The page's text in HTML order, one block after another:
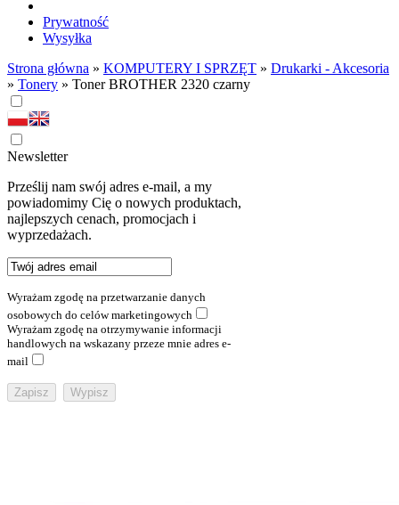
Prywatność
Wysyłka
Strona główna » KOMPUTERY I SPRZĘT » Drukarki - Akcesoria
» Tonery » Toner BROTHER 2320 czarny
Newsletter
Prześlij nam swój adres e-mail, a my
powiadomimy Cię o nowych produktach,
najlepszych cenach, promocjach i
wyprzedażach.
Wyrażam zgodę na przetwarzanie danych
osobowych do celów marketingowych
Wyrażam zgodę na otrzymywanie informacji
handlowych na wskazany przeze mnie adres e-
mail